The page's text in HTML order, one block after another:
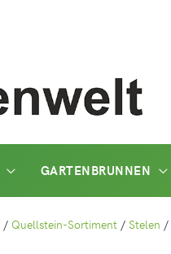
GARTENBRUNNEN
/ Quellstein-Sortiment / Stelen /